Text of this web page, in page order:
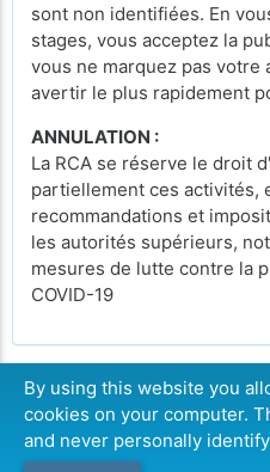
sont non identifiées. En
stages, vous acceptez la
vous ne marquez pas votre
avertir le plus rapidement
ANNULATION :
La RCA se réserve le droit
partiellement ces activités,
recommandations et
les autorités supérieurs,
mesures de lutte contre la
COVID-19
LISTE
By using this website you
cookies on your computer.
and never personally